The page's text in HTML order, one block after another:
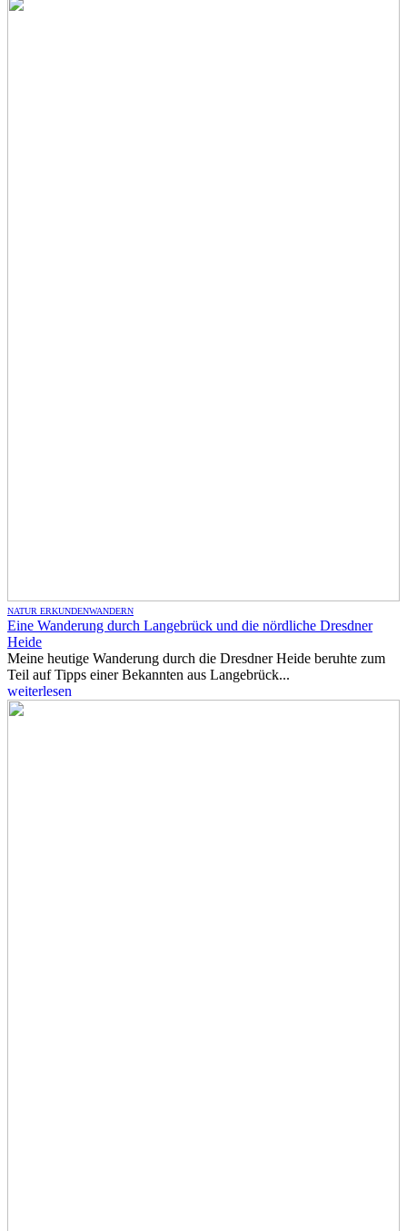
NATUR ERKUNDENWANDERN
Eine Wanderung durch Langebrück und die nördliche Dresdner
Heide
Meine heutige Wanderung durch die Dresdner Heide beruhte zum
Teil auf Tipps einer Bekannten aus Langebrück...
weiterlesen